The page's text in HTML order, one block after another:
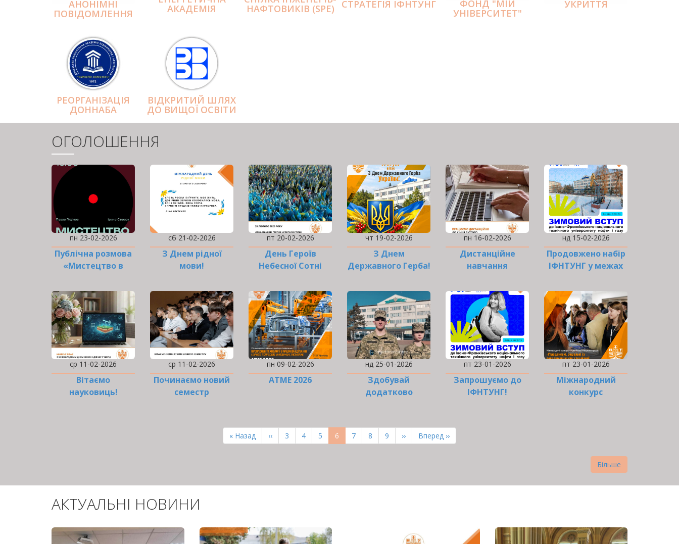
АНОНІМНІ
ПОВІДОМЛЕННЯ АКАДЕМІЯ НАФТОВИКІВ (SPE) СТРАТЕГІЯ ІФНТУНГ ФОНД "МІЙ
УНІВЕРСИТЕТ"
УКРИТТЯ
РЕОРГАНІЗАЦІЯ
ДОННАБА
ВІДКРИТИЙ ШЛЯХ
ДО ВИЩОЇ ОСВІТИ
ОГОЛОШЕННЯ
пн 23-02-2026
Публічна розмова
«Мистецтво в
сб 21-02-2026
З Днем рідної
мови!
пт 20-02-2026
День Героїв
Небесної Сотні
чт 19-02-2026
З Днем
Державного Герба!
пн 16-02-2026
Дистанційне
навчання
нд 15-02-2026
Продовжено набір
ІФНТУНГ у межах
вступ»
ср 11-02-2026
Вітаємо
науковиць!
ср 11-02-2026
Починаємо новий
семестр
пн 09-02-2026
ATME 2026
нд 25-01-2026
Здобувай
додатково
пт 23-01-2026
Запрошуємо до
ІФНТУНГ!
пт 23-01-2026
Міжнародний
конкурс
Перша
сторінка
« Назад
Попередня
сторінка
‹‹ Page
3 Page
4 Page
5
Поточна
сторінка
6 Page
7 Page
8 Page
9
Наступна
сторінка
››
Остання
сторінка
Вперед ››
Більше
АКТУАЛЬНІ НОВИНИ